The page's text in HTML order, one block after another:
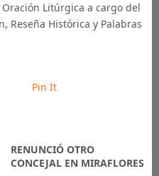
Litúrgica a cargo del
Reseña Histórica y Palabras
Pin It
RENUNCIÓ OTRO
CONCEJAL EN MIRAFLORES